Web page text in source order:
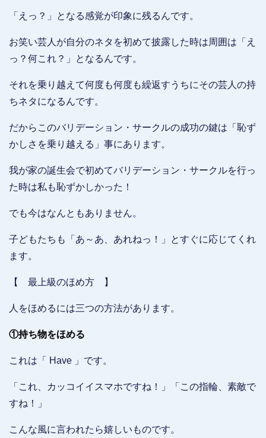
「えっ？」となる感覚が印象に残るんです。
お笑い芸人が自分のネタを初めて披露した時は周囲は「え
っ？何これ？」となるんです。
それを乗り越えて何度も何度も繰返すうちにその芸人の持
ちネタになるんです。
だからこのバリデーション・サークルの成功の鍵は「恥ず
かしさを乗り越える」事にあります。
我が家の誕生会で初めてバリデーション・サークルを行っ
た時は私も恥ずかしかった！
でも今はなんともありません。
子どもたちも「あ～あ、あれねっ！」とすぐに応じてくれ
ます。
【 最上級のほめ方 】
人をほめるには三つの方法があります。
①持ち物をほめる
これは「 Have 」です。
「これ、カッコイイスマホですね！」「この指輪、素敵で
すね！」
こんな風に言われたら嬉しいものです。